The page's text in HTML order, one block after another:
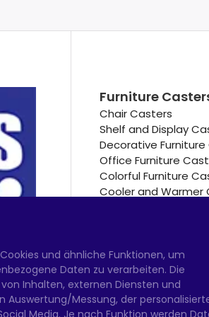
Furniture
Chair Casters
Shelf and Display
Decorative
Office Furniture
Colorful Furniture
Cooler and Warmer
Hotel Equipment
und ähnliche Funktionen, um
Daten zu verarbeiten. Die
Inhalten, externen Diensten und
Auswertung/Messung, der
Media. Je nach Funktion werden